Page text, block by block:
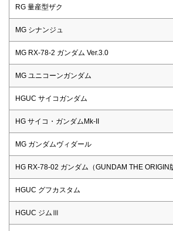
RG 量産型ザク
MG シナンジュ
MG RX-78-2 ガンダム Ver.3.0
MG ユニコーンガンダム
HGUC サイコガンダム
HG サイコ・ガンダムMk-II
MG ガンダムヴィダール
HG RX-78-02 ガンダム（GUNDAM THE ORIGIN
HGUC グフカスタム
HGUC ジムⅢ